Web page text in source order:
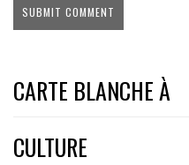
CARTE BLANCHE À
CULTURE